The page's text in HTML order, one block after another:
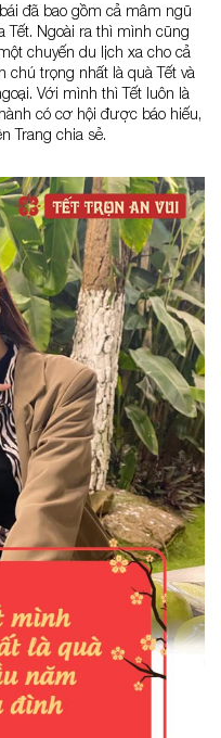
đã bao gồm cả mâm ngũ
Tết. Ngoài ra thì mình cũng
chuyến du lịch xa cho cả
chú trọng nhất là quà Tết và
Với mình thì Tết luôn là
có cơ hội được báo hiếu,
Trang chia sẻ.